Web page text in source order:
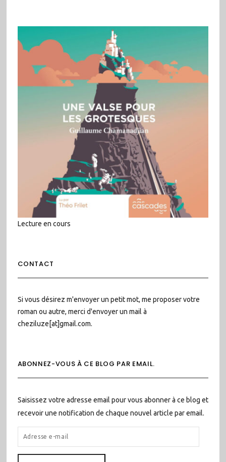
Lecture en cours
CONTACT
Si vous désirez m'envoyer un petit mot, me proposer votre
roman ou autre, merci d'envoyer un mail à
cheziluze[at]gmail.com.
ABONNEZ-VOUS À CE BLOG PAR EMAIL.
Saisissez votre adresse email pour vous abonner à ce blog et
recevoir une notification de chaque nouvel article par email.
ADRESSE
E-